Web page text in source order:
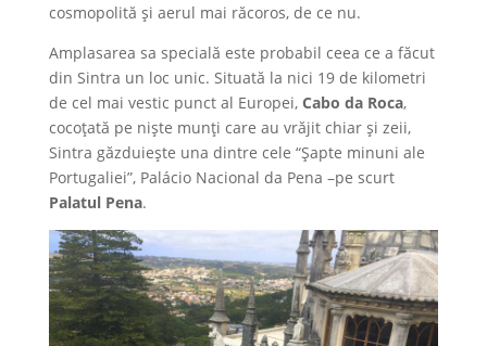
cosmopolită și aerul mai răcoros, de ce nu.
Amplasarea sa specială este probabil ceea ce a făcut
din Sintra un loc unic. Situată la nici 19 de kilometri
de cel mai vestic punct al Europei, Cabo da Roca,
cocoțată pe niște munți care au vrăjit chiar și zeii,
Sintra găzduiește una dintre cele “Șapte minuni ale
Portugaliei”, Palácio Nacional da Pena –pe scurt
Palatul Pena.